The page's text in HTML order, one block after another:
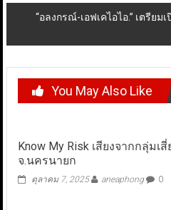
“อลงกรณ์-เอฟเคไอไอ.” เตรียม
You May Also Like
Know My Risk เสียงจากกลุ่ม
จ.นครนายก
ตุลาคม 7, 2025 aneaphong 0